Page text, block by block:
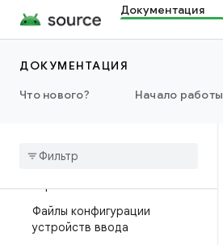
Документация
ДОКУМЕНТАЦИЯ
Что нового?
Начало работы
Взаимодействие
Ввод
персонажей
Файлы конфигурации
устройств ввода